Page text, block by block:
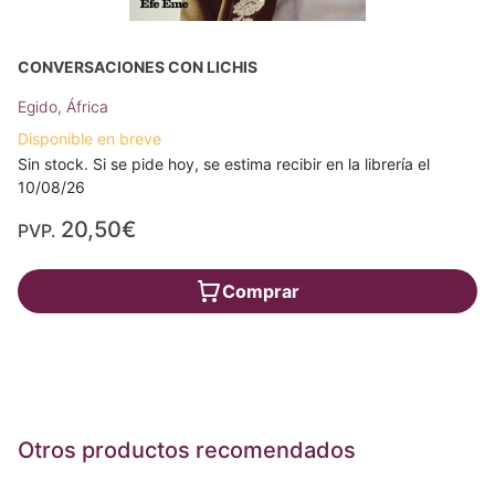
CONVERSACIONES CON LICHIS
Egido, África
Disponible en breve
Sin stock. Si se pide hoy, se estima recibir en la librería el
10/08/26
PVP. 20,50€
Comprar
Otros productos recomendados